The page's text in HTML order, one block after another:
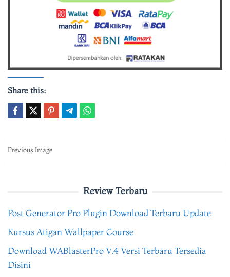
Share this:
Post
Previous Image
Review Terbaru
Post Generator Pro Plugin Download Terbaru Update
Kursus Atigan Wallpaper Course
Download WABlasterPro V.4 Versi Terbaru Tersedia
Disini